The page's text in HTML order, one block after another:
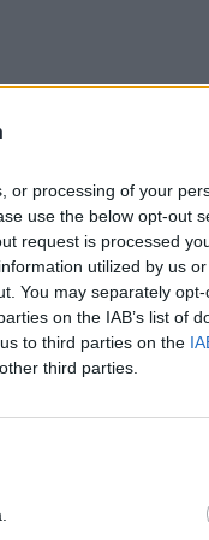
or processing of your
use the below opt-out
request is processed
utilized by us
You may separately
on the IAB’s list of
to third parties on the
third parties.
nes mes
idėjų. Jeigu jie
ir pateiks savo
žurnalistams